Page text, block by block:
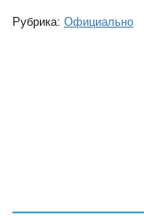
Рубрика: Официально